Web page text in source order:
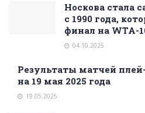
Носкова стала
с 1990 года,
финал на WTA-
04.10.2025
Результаты матчей
на 19 мая 2025 года
19.05.2025